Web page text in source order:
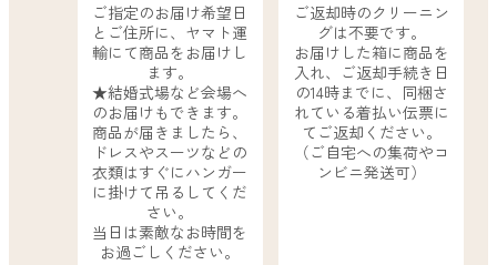
ご指定のお届け希望日
とご住所に、ヤマト運
輸にて商品をお届けし
ます。
★結婚式場など会場へ
のお届けもできます。
商品が届きましたら、
ドレスやスーツなどの
衣類はすぐにハンガー
に掛けて吊るしてくだ
さい。
当日は素敵なお時間を
お過ごしください。
ご返却時のクリーニン
グは不要です。
お届けした箱に商品を
入れ、ご返却手続き日
の14時までに、同梱さ
れている着払い伝票に
てご返却ください。
（ご自宅への集荷やコ
ンビニ発送可）